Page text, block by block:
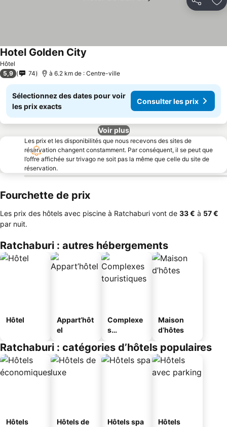
Partager
Hôtel
Hotel Golden City
5,9 74 à 6.2 km de : Centre-ville
Sélectionnez des dates pour voir
les prix exacts
Consulter les prix
Voir plus
Les prix et les disponibilités que nous recevons des sites de
réservation changent constamment. Par conséquent, il se peut que
l’offre affichée sur trivago ne soit pas la même que celle du site de
réservation.
Fourchette de prix
Les prix des hôtels avec piscine à Ratchaburi vont de ‎33 € à ‎57 €
par nuit.
Ratchaburi : autres hébergements
Hôtel
Appart’hôt
el
Complexe
s
s
Maison
d’hôtes
Ratchaburi : catégories d’hôtels populaires
Hôtels
Hôtels de
Hôtels spa
Hôtels